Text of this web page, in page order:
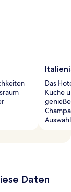
Das
Küche
Daten